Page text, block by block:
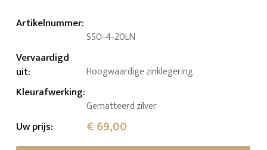
Artikelnummer:
S50-4-20LN
Vervaardigd
uit: Hoogwaardige zinklegering
Kleurafwerking:
Gematteerd zilver
Uw prijs: € 69,00